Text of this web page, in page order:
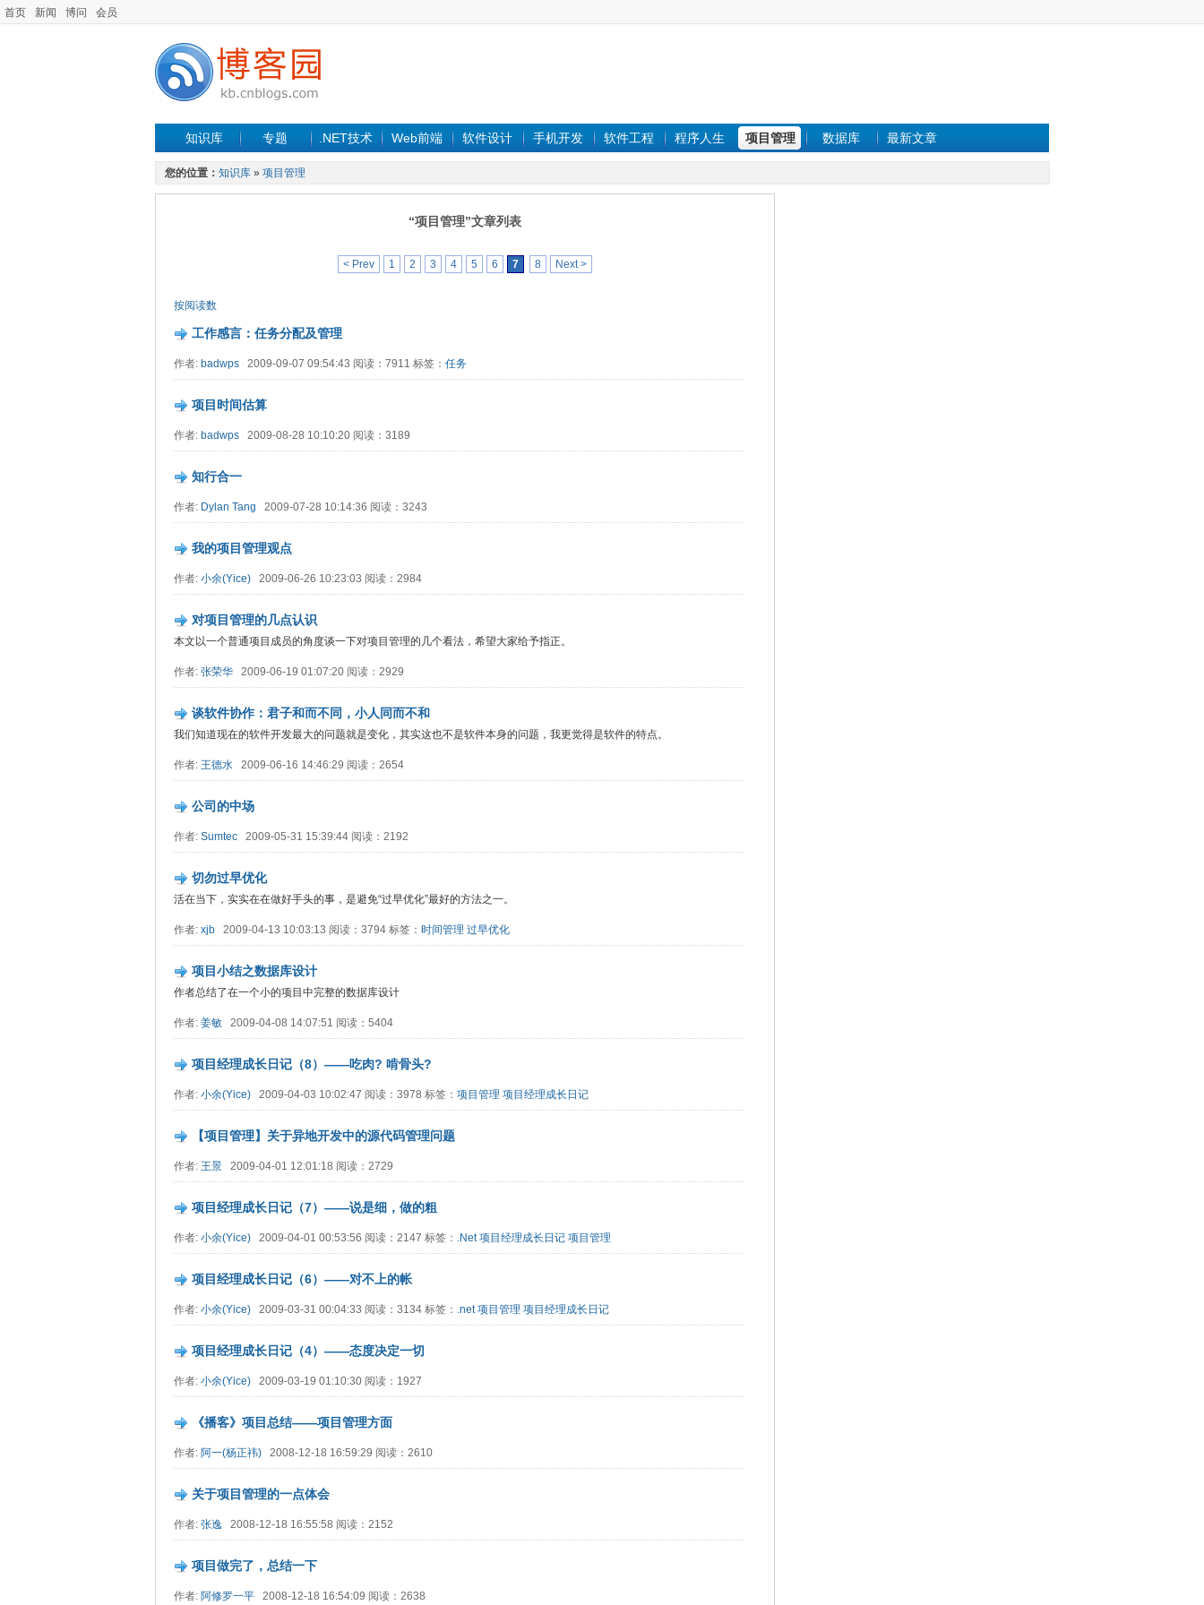
首页 新闻 博问 会员
知识库 专题 .NET技术 Web前端 软件设计 手机开发 软件工程 程序人生 项目管理 数据库 最新文章
您的位置： 知识库 » 项目管理
“项目管理”文章列表
< Prev 1 2 3 4 5 6 7 8 Next >
按阅读数
工作感言：任务分配及管理
作者: badwps 2009-09-07 09:54:43 阅读：7911 标签： 任务
项目时间估算
作者: badwps 2009-08-28 10:10:20 阅读：3189
知行合一
作者: Dylan Tang 2009-07-28 10:14:36 阅读：3243
我的项目管理观点
作者: 小余(Yice) 2009-06-26 10:23:03 阅读：2984
对项目管理的几点认识
本文以一个普通项目成员的角度谈一下对项目管理的几个看法，希望大家给予指正。
作者: 张荣华 2009-06-19 01:07:20 阅读：2929
谈软件协作：君子和而不同，小人同而不和
我们知道现在的软件开发最大的问题就是变化，其实这也不是软件本身的问题，我更觉得是软件的特点。
作者: 王德水 2009-06-16 14:46:29 阅读：2654
公司的中场
作者: Sumtec 2009-05-31 15:39:44 阅读：2192
切勿过早优化
活在当下，实实在在做好手头的事，是避免“过早优化”最好的方法之一。
作者: xjb 2009-04-13 10:03:13 阅读：3794 标签： 时间管理 过早优化
项目小结之数据库设计
作者总结了在一个小的项目中完整的数据库设计
作者: 姜敏 2009-04-08 14:07:51 阅读：5404
项目经理成长日记（8）——吃肉? 啃骨头?
作者: 小余(Yice) 2009-04-03 10:02:47 阅读：3978 标签： 项目管理 项目经理成长日记
【项目管理】关于异地开发中的源代码管理问题
作者: 王景 2009-04-01 12:01:18 阅读：2729
项目经理成长日记（7）——说是细，做的粗
作者: 小余(Yice) 2009-04-01 00:53:56 阅读：2147 标签： .Net 项目经理成长日记 项目管理
项目经理成长日记（6）——对不上的帐
作者: 小余(Yice) 2009-03-31 00:04:33 阅读：3134 标签： .net 项目管理 项目经理成长日记
项目经理成长日记（4）——态度决定一切
作者: 小余(Yice) 2009-03-19 01:10:30 阅读：1927
《播客》项目总结——项目管理方面
作者: 阿一(杨正祎) 2008-12-18 16:59:29 阅读：2610
关于项目管理的一点体会
作者: 张逸 2008-12-18 16:55:58 阅读：2152
项目做完了，总结一下
作者: 阿修罗一平 2008-12-18 16:54:09 阅读：2638